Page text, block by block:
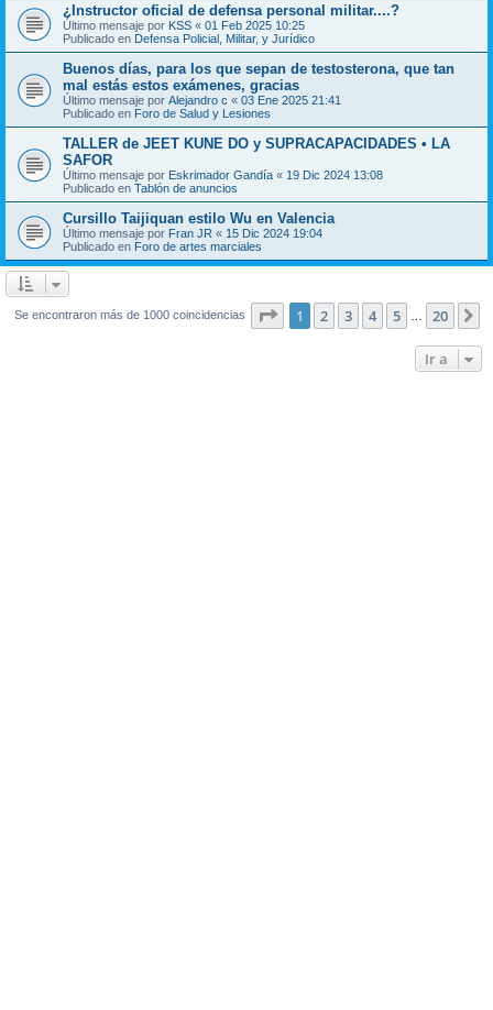
¿Instructor oficial de defensa personal militar....?
Último mensaje por KSS « 01 Feb 2025 10:25
Publicado en Defensa Policial, Militar, y Jurídico
Buenos días, para los que sepan de testosterona, que tan
mal estás estos exámenes, gracias
Último mensaje por Alejandro c « 03 Ene 2025 21:41
Publicado en Foro de Salud y Lesiones
TALLER de JEET KUNE DO y SUPRACAPACIDADES • LA
SAFOR
Último mensaje por Eskrimador Gandía « 19 Dic 2024 13:08
Publicado en Tablón de anuncios
Cursillo Taijiquan estilo Wu en Valencia
Último mensaje por Fran JR « 15 Dic 2024 19:04
Publicado en Foro de artes marciales
Se encontraron más de 1000 coincidencias Página de 20
1 2 3 4 5 20
Ir a